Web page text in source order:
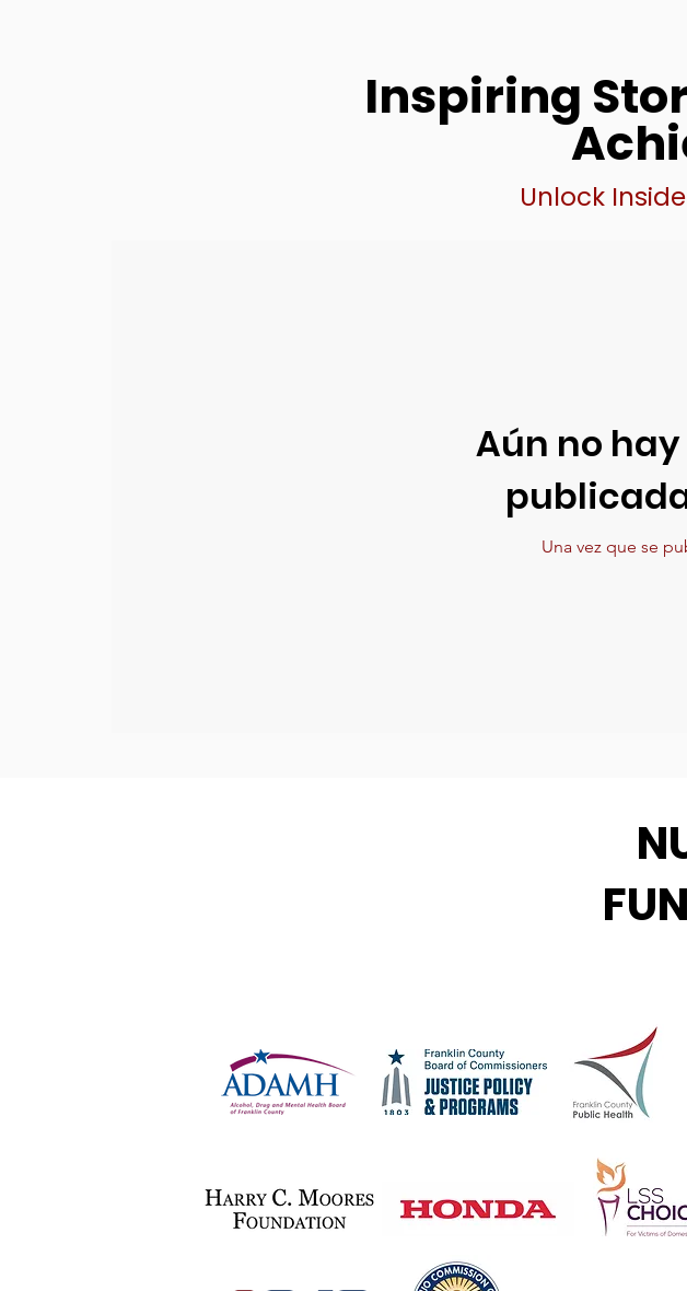
Inspiring
Unlock
Aún no
Una vez que se